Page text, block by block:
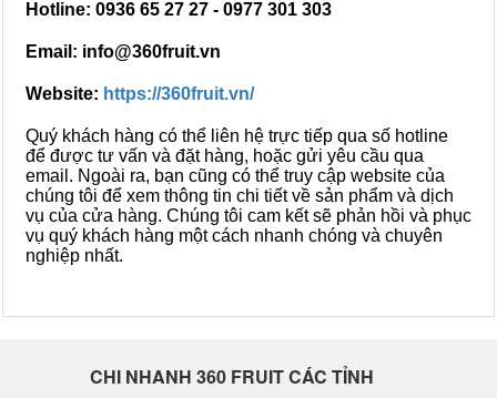
Hotline: 0936 65 27 27 - 0977 301 303
Email: info@360fruit.vn
Website: https://360fruit.vn/
Quý khách hàng có thể liên hệ trực tiếp qua số hotline
để được tư vấn và đặt hàng, hoặc gửi yêu cầu qua
email. Ngoài ra, bạn cũng có thể truy cập website của
chúng tôi để xem thông tin chi tiết về sản phẩm và dịch
vụ của cửa hàng. Chúng tôi cam kết sẽ phản hồi và phục
vụ quý khách hàng một cách nhanh chóng và chuyên
nghiệp nhất.
CHI NHANH 360 FRUIT CÁC TỈNH